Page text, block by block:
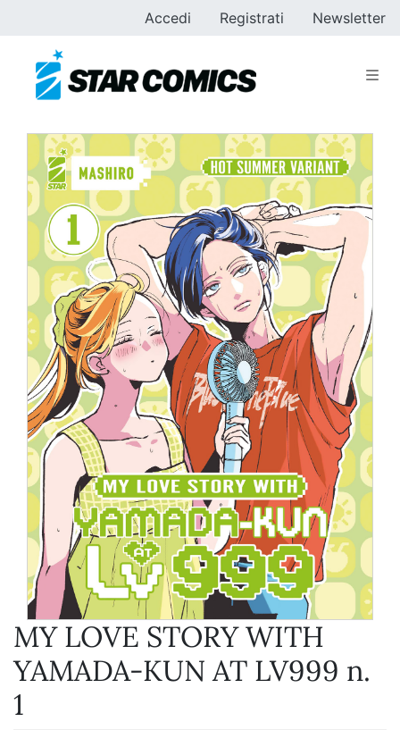
Accedi Registrati Newsletter
MY LOVE STORY WITH
YAMADA-KUN AT LV999 n.
1